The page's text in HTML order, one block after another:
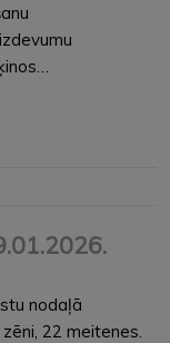
nodaļā
22 meitenes.